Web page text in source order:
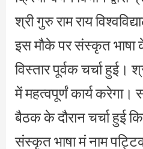
श्री गुरु राम राय
इस मौके पर संस्कृत भाषा
विस्तार पूर्वक चर्चा हुई।
में महत्वपूर्णं कार्य
बैठक के दौरान चर्चा हुई
संस्कृत भाषा मं नाम